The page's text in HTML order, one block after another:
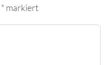
* markiert